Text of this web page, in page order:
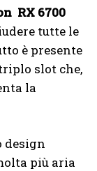
RX 6700
tutte le
è presente
slot che,
la
design
più aria